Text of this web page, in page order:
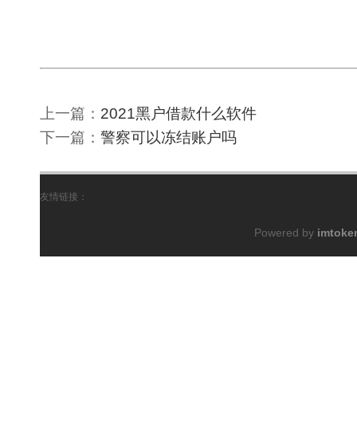
上一篇： 2021黑户借款什么软件
下一篇： 警察可以冻结账户吗
友情链接：
Powered by